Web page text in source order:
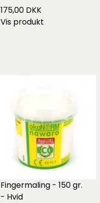
175,00 DKK
Vis produkt
Fingermaling - 150 gr.
- Hvid